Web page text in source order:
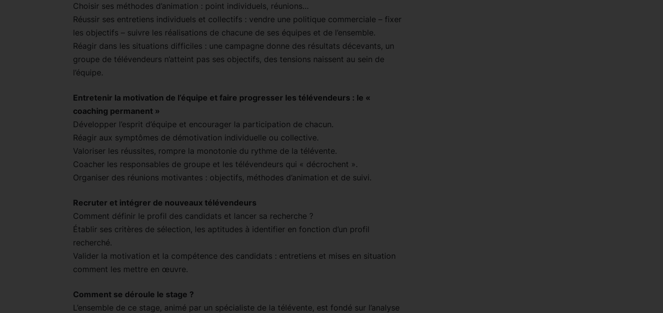
Choisir ses méthodes d’animation : point individuels, réunions…
Réussir ses entretiens individuels et collectifs : vendre une politique commerciale – fixer
les objectifs – suivre les réalisations de chacune de ses équipes et de l’ensemble.
Réagir dans les situations difficiles : une campagne donne des résultats décevants, un
groupe de télévendeurs n’atteint pas ses objectifs, des tensions naissent au sein de
l’équipe.
Entretenir la motivation de l’équipe et faire progresser les télévendeurs : le «
coaching permanent »
Développer l’esprit d’équipe et encourager la participation de chacun.
Réagir aux symptômes de démotivation individuelle ou collective.
Valoriser les réussites, rompre la monotonie du rythme de la télévente.
Coacher les responsables de groupe et les télévendeurs qui « décrochent ».
Organiser des réunions motivantes : objectifs, méthodes d’animation et de suivi.
Recruter et intégrer de nouveaux télévendeurs
Comment définir le profil des candidats et lancer sa recherche ?
Établir ses critères de sélection, les aptitudes à identifier en fonction d’un profil
recherché.
Valider la motivation et la compétence des candidats : entretiens et mises en situation
comment les mettre en œuvre.
Comment se déroule le stage ?
L’ensemble de ce stage, animé par un spécialiste de la télévente, est fondé sur l’analyse